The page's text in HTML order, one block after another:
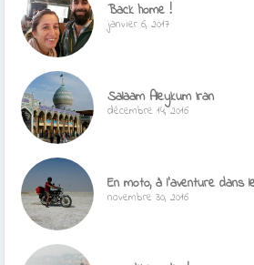
Back home !
janvier 6, 2017
Salaam Aleykum Iran
décembre 14, 2016
En moto, à l’aventure dans
novembre 30, 2016